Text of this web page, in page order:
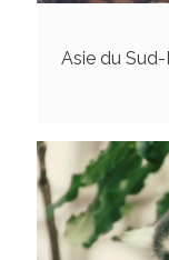
Asie du